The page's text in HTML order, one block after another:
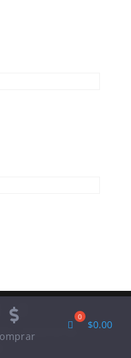
| Powered by
$0.00